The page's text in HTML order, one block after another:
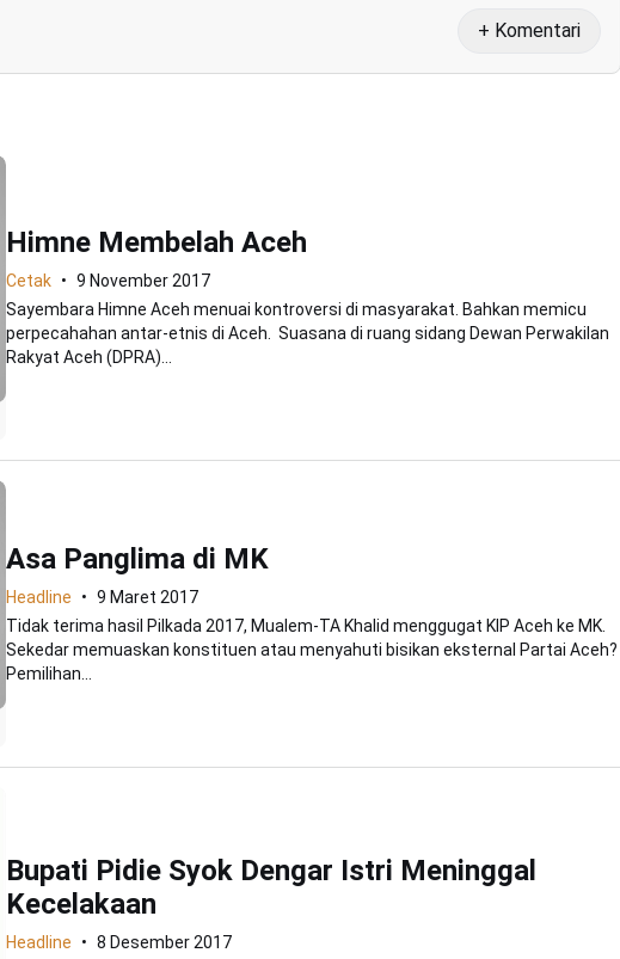
+ Komentari
Himne Membelah Aceh
Cetak
9 November 2017
Sayembara Himne Aceh menuai kontroversi di masyarakat. Bahkan memicu
perpecahahan antar-etnis di Aceh. Suasana di ruang sidang Dewan Perwakilan
Rakyat Aceh (DPRA)...
Asa Panglima di MK
Headline
9 Maret 2017
Tidak terima hasil Pilkada 2017, Mualem-TA Khalid menggugat KIP Aceh ke MK.
Sekedar memuaskan konstituen atau menyahuti bisikan eksternal Partai Aceh?
Pemilihan...
Bupati Pidie Syok Dengar Istri Meninggal
Kecelakaan
Headline
8 Desember 2017